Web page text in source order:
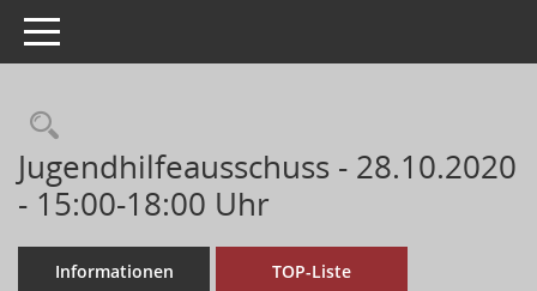
Toggle navigation
Jugendhilfeausschuss - 28.10.2020
- 15:00-18:00 Uhr
Informationen TOP-Liste